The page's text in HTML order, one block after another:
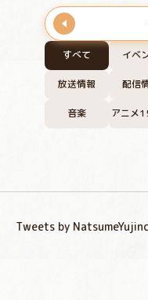
すべて イベ
放送情報 配信
音楽 アニメ
Tweets by